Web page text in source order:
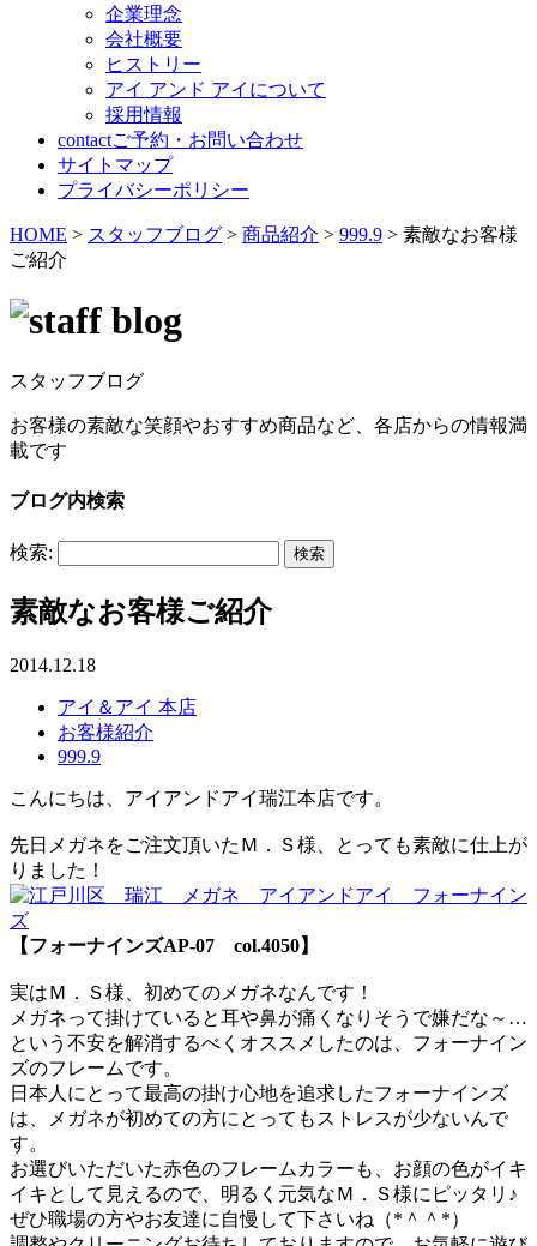
企業理念
会社概要
ヒストリー
アイ アンド アイについて
採用情報
contactご予約・お問い合わせ
サイトマップ
プライバシーポリシー
HOME > スタッフブログ > 商品紹介 > 999.9 > 素敵なお客様
ご紹介
スタッフブログ
お客様の素敵な笑顔やおすすめ商品など、各店からの情報満
載です
ブログ内検索
検索:
素敵なお客様ご紹介
2014.12.18
アイ＆アイ 本店
お客様紹介
999.9
こんにちは、アイアンドアイ瑞江本店です。
先日メガネをご注文頂いたＭ．Ｓ様、とっても素敵に仕上が
りました！
【フォーナインズAP-07 col.4050】
実はＭ．Ｓ様、初めてのメガネなんです！
メガネって掛けていると耳や鼻が痛くなりそうで嫌だな～…
という不安を解消するべくオススメしたのは、フォーナイン
ズのフレームです。
日本人にとって最高の掛け心地を追求したフォーナインズ
は、メガネが初めての方にとってもストレスが少ないんで
す。
お選びいただいた赤色のフレームカラーも、お顔の色がイキ
イキとして見えるので、明るく元気なＭ．Ｓ様にピッタリ♪
ぜひ職場の方やお友達に自慢して下さいね（*＾＾*）